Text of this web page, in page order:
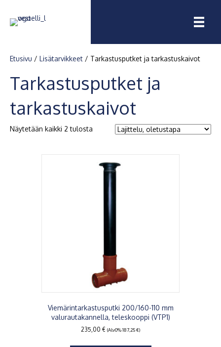
Etusivu / Lisätarvikkeet / Tarkastusputket ja tarkastuskaivot
Tarkastusputket ja
tarkastuskaivot
Näytetään kaikki 2 tulosta
Viemärintarkastusputki 200/160-110 mm
valurautakannella, teleskooppi (VTP1)
235,00 € (Alv0%187,25€)